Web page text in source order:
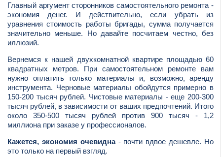
Главный аргумент сторонников самостоятельного ремонта -
экономия денег. И действительно, если убрать из
уравнения стоимость работы бригады, сумма получается
значительно меньше. Но давайте посчитаем честно, без
иллюзий.
Вернемся к нашей двухкомнатной квартире площадью 60
квадратных метров. При самостоятельном ремонте вам
нужно оплатить только материалы и, возможно, аренду
инструмента. Черновые материалы обойдутся примерно в
150-200 тысяч рублей. Чистовые материалы - еще 200-300
тысяч рублей, в зависимости от ваших предпочтений. Итого
около 350-500 тысяч рублей против 900 тысяч - 1,2
миллиона при заказе у профессионалов.
Кажется, экономия очевидна- почти вдвое дешевле. Но
это только на первый взгляд.